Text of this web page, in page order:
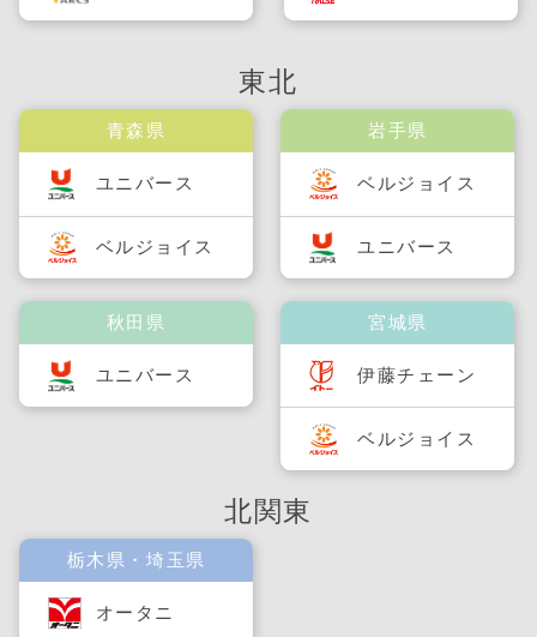
東北
青森県
ユニバース
ベルジョイス
秋田県
ユニバース
岩手県
ベルジョイス
ユニバース
宮城県
伊藤チェーン
ベルジョイス
北関東
栃木県・埼玉県
オータニ